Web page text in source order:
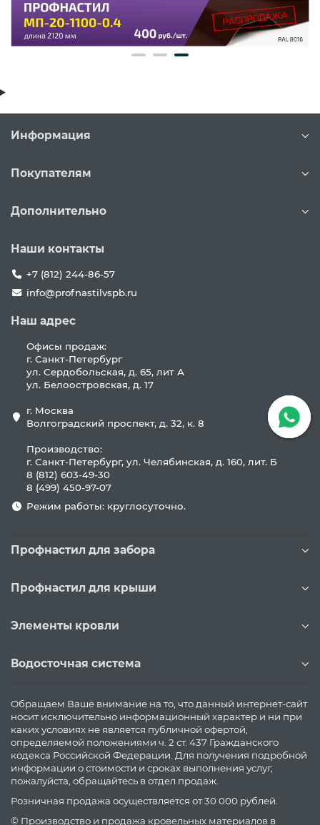
Информация
Покупателям
Дополнительно
Наши контакты
+7 (812) 244-86-57
info@profnastilvspb.ru
Наш адрес
Офисы продаж:
г. Санкт-Петербург
ул. Сердобольская, д. 65, лит А
ул. Белоостровская, д. 17
г. Москва
Волгоградский проспект, д. 32, к. 8
Производство:
г. Санкт-Петербург, ул. Челябинская, д. 160, лит. Б
8 (812) 603-49-30
8 (499) 450-97-07
Режим работы: круглосуточно.
Профнастил для забора
Профнастил для крыши
Элементы кровли
Водосточная система
Обращаем Ваше внимание на то, что данный интернет-сайт
носит исключительно информационный характер и ни при
каких условиях не является публичной офертой,
определяемой положениями ч. 2 ст. 437 Гражданского
кодекса Российской Федерации. Для получения подробной
информации о стоимости и сроках выполнения услуг,
пожалуйста, обращайтесь в отдел продаж.
Розничная продажа осуществляется от 30 000 рублей.
© Производство и продажа кровельных материалов в